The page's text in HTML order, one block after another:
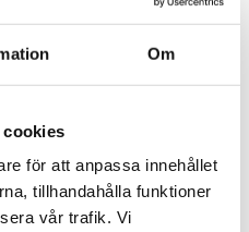
Om
cookies
för att anpassa innehållet
tillhandahålla funktioner
vår trafik. Vi